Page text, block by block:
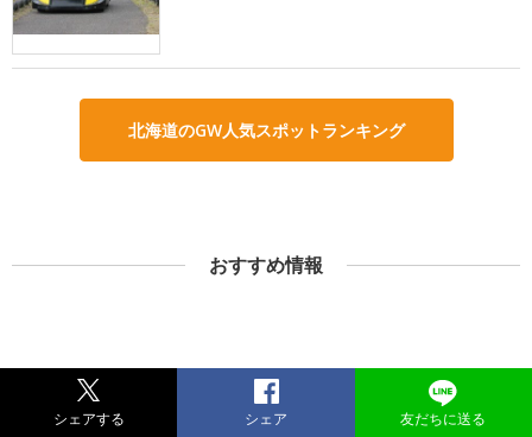
北海道のGW人気スポットランキング
おすすめ情報
シェアする シェア 友だちに送る